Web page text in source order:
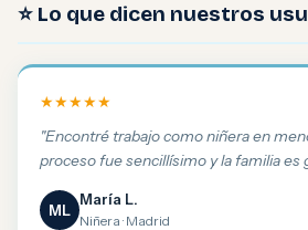
⭐ Lo que dicen nuestros
★★★★★
"Encontré trabajo como niñera en
proceso fue sencillísimo y la familia es
ML
María L.
Niñera · Madrid